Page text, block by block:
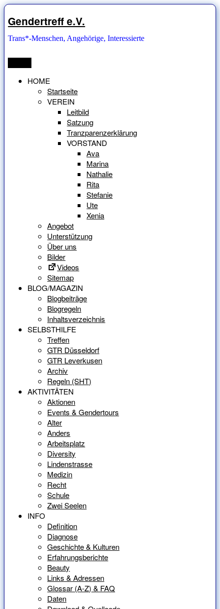
Zum
Inhalt
springen
Gendertreff e.V.
Trans*-Menschen, Angehörige, Interessierte
HOME
Startseite
VEREIN
Leitbild
Satzung
Tranzparenzerklärung
VORSTAND
Ava
Marina
Nathalie
Rita
Stefanie
Ute
Xenia
Angebot
Unterstützung
Über uns
Bilder
Videos
Sitemap
BLOG/MAGAZIN
Blogbeiträge
Blogregeln
Inhaltsverzeichnis
SELBSTHILFE
Treffen
GTR Düsseldorf
GTR Leverkusen
Archiv
Regeln (SHT)
AKTIVITÄTEN
Aktionen
Events & Gendertours
Alter
Anders
Arbeitsplatz
Diversity
Lindenstrasse
Medizin
Recht
Schule
Zwei Seelen
INFO
Definition
Diagnose
Geschichte & Kulturen
Erfahrungsberichte
Beauty
Links & Adressen
Glossar (A-Z) & FAQ
Daten